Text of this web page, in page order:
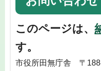
このページは、
す。
市役所田無庁舎 〒